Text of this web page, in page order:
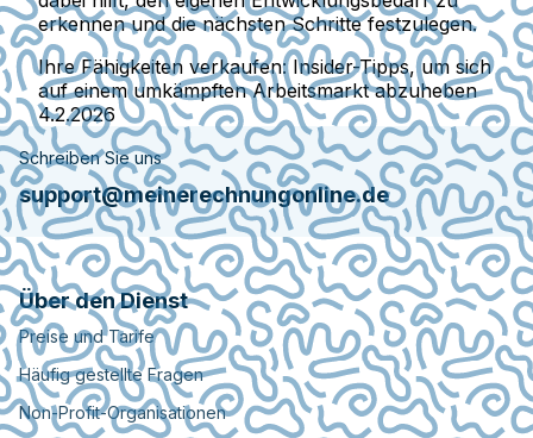
erkennen und die nächsten Schritte festzulegen.
Ihre Fähigkeiten verkaufen: Insider-Tipps, um sich
auf einem umkämpften Arbeitsmarkt abzuheben
4.2.2026
Schreiben Sie uns
support@meinerechnungonline.de
Über den Dienst
Preise und Tarife
Häufig gestellte Fragen
Non-Profit-Organisationen